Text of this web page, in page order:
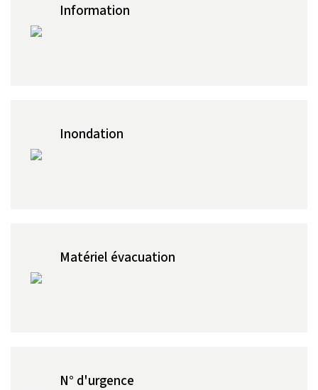
Information
Inondation
Matériel évacuation
N° d'urgence